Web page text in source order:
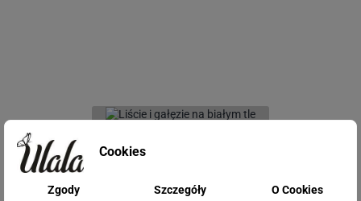
Cookies
Zgody Szczegóły O Cookies